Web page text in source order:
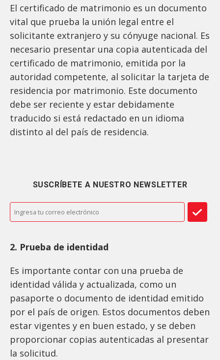
El certificado de matrimonio es un documento
vital que prueba la unión legal entre el
solicitante extranjero y su cónyuge nacional. Es
necesario presentar una copia autenticada del
certificado de matrimonio, emitida por la
autoridad competente, al solicitar la tarjeta de
residencia por matrimonio. Este documento
debe ser reciente y estar debidamente
traducido si está redactado en un idioma
distinto al del país de residencia.
SUSCRÍBETE A NUESTRO NEWSLETTER
2. Prueba de identidad
Es importante contar con una prueba de
identidad válida y actualizada, como un
pasaporte o documento de identidad emitido
por el país de origen. Estos documentos deben
estar vigentes y en buen estado, y se deben
proporcionar copias autenticadas al presentar
la solicitud.